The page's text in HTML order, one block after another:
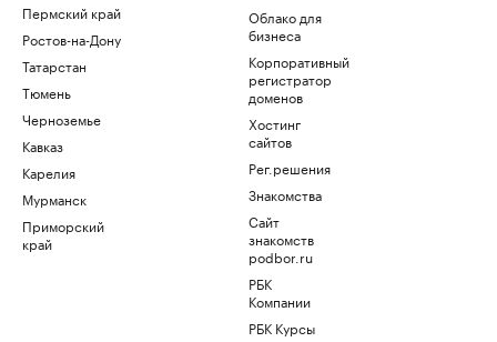
Пермский край
Ростов-на-Дону
Татарстан
Тюмень
Черноземье
Кавказ
Карелия
Мурманск
Приморский
край
Облако для
бизнеса
Корпоративный
регистратор
доменов
Хостинг
сайтов
Рег.решения
Знакомства
Сайт
знакомств
podbor.ru
РБК
Компании
РБК Курсы